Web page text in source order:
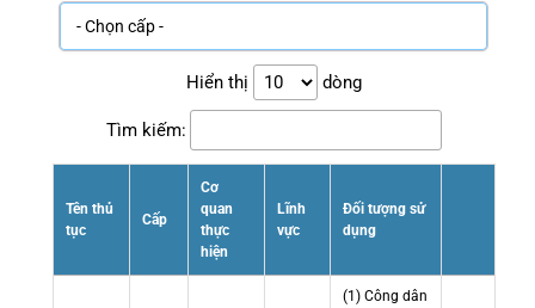
Hiển thị dòng
Tìm kiếm:
Tên thủ
tục
Cấp
Cơ
quan
thực
hiện
Lĩnh
vực
Đối tượng sử
dụng
(1) Công dân